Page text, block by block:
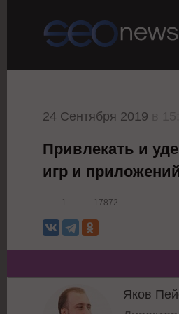
24 Сентября 2019
Привлекать и
игр и приложений
1 17872
Яков